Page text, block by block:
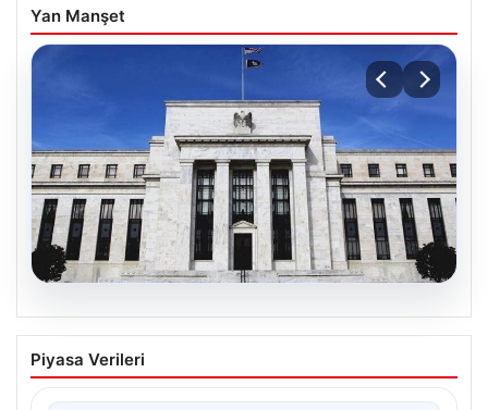
Yan Manşet
06.08.2026
Fed faizi sabit tuttu
Piyasa Verileri